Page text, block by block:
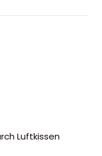
Luftkissen